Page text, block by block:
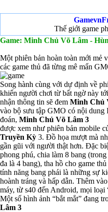
Thế giới game
Game: Minh Chủ Võ Lâm -
Một phiên bản hoàn toàn mới mẻ
các game thủ đã từng mê mẩn
Song hành cùng với dự định về
khiến người chơi từ bất ngờ này
nhận thông tin sẽ đem Minh Chủ
vào bộ sưu tập GMO có nội
đoán, Minh Chủ Võ Lâm 3
được xem như phiên bản mobile
Truyền Kỳ 3. Đồ họa mượt mà
gần gũi với người thật hơn. Đặc
phong phú, chia làm 8 bang
đa là 4 bang), tha hồ cho game
tính năng bang phái là những sự
hoành tráng và hấp dẫn. Thêm
máy, từ s40 đến Android, mọi loại
Một số hình ảnh “bắt mắt” đang
Lâm 3